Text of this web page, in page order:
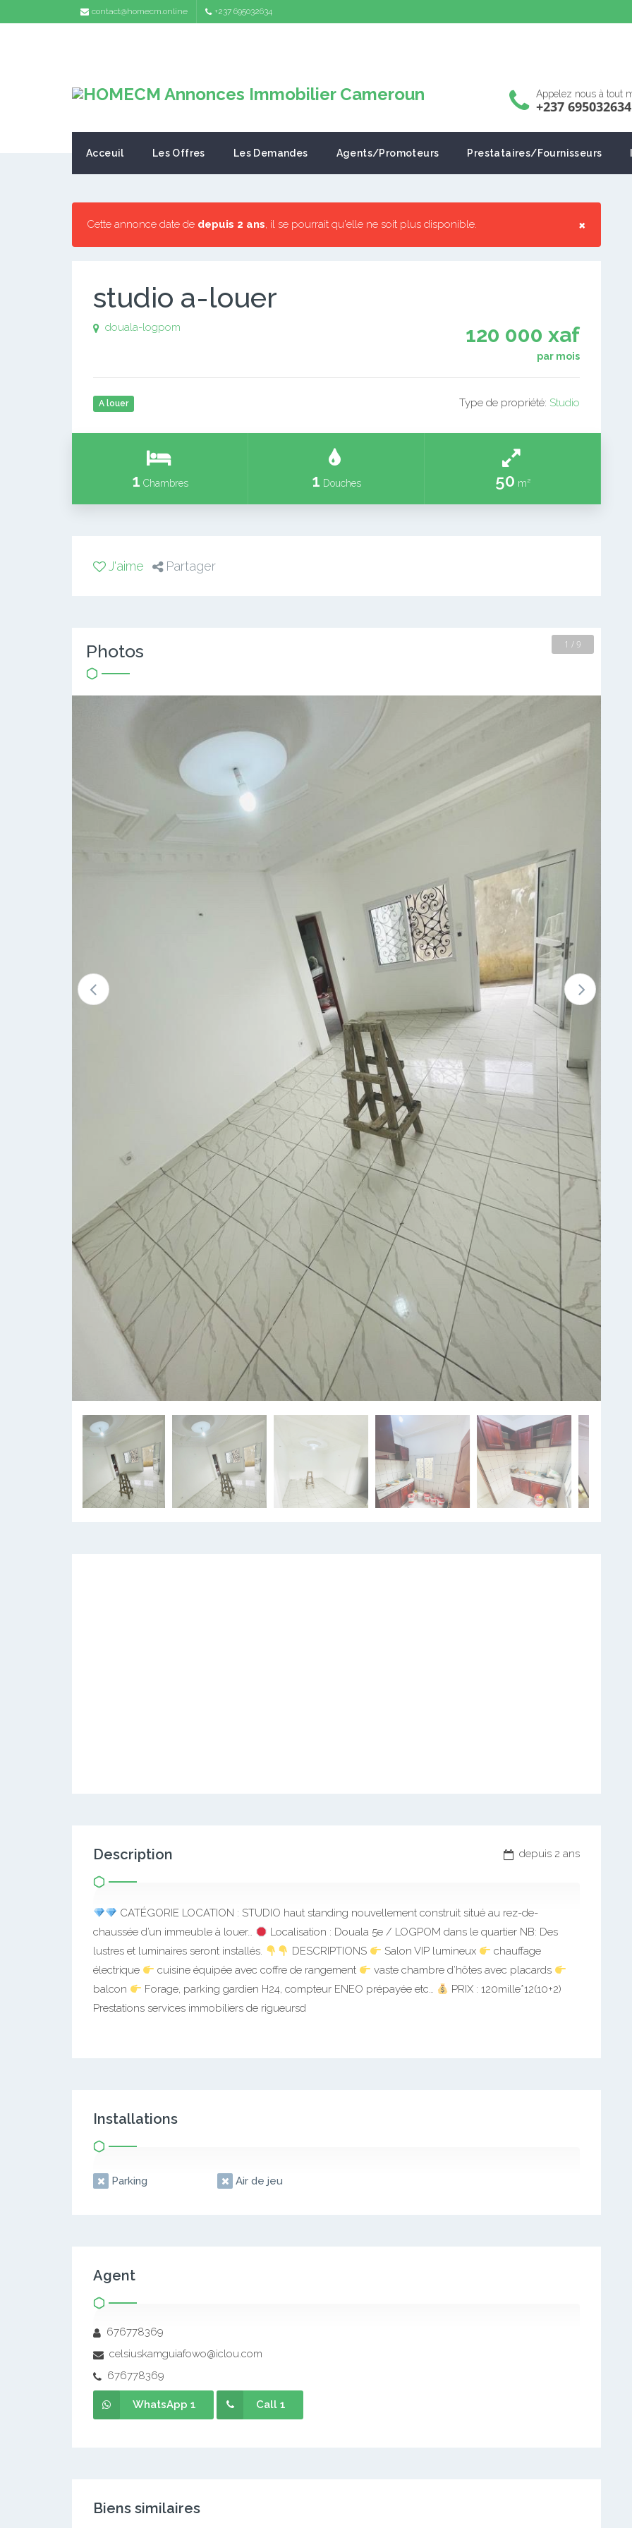
contact@homecm.online +237 695032634
Appelez nous à tout
+237 695032634
Acceuil Les Offres Les Demandes Agents/Promoteurs Prestataires/Fournisseurs
×
Cette annonce date de depuis 2 ans, il se pourrait qu'elle ne soit plus disponible.
studio a-louer
120 000 xaf
par mois
douala-logpom
A louer Type de propriété: Studio
1 Chambres 1 Douches 50 m²
J'aime Partager
Photos 2 / 9
depuis 2 ans
Description
CATÉGORIE LOCATION : STUDIO haut standing nouvellement construit situé au rez-de-
chaussée d’un immeuble à louer…
Localisation : Douala 5e / LOGPOM dans le quartier NB: Des
lustres et luminaires seront installés.
DESCRIPTIONS Salon VIP lumineux
chauffage
électrique
cuisine équipée avec coffre de rangement
vaste chambre d’hôtes avec placards
balcon
Forage, parking gardien H24, compteur ENEO prépayée etc…
PRIX : 120mille*12(10+2)
Prestations services immobiliers de rigueursd
Installations
Parking Air de jeu
Agent
676778369
celsiuskamguiafowo@iclou.com
676778369
WhatsApp 1 Call 1
Biens similaires